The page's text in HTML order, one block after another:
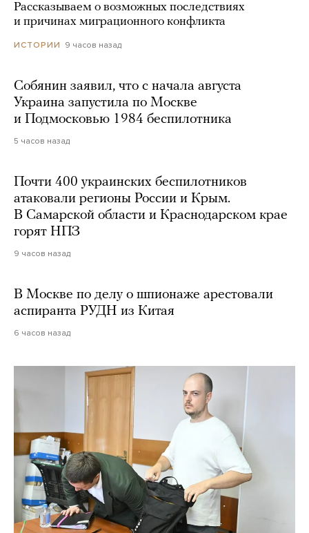
Рассказываем о возможных последствиях
и причинах миграционного конфликта
ИСТОРИИ 9 часов назад
Собянин заявил, что с начала августа
Украина запустила по Москве
и Подмосковью 1984 беспилотника
5 часов назад
Почти 400 украинских беспилотников
атаковали регионы России и Крым.
В Самарской области и Краснодарском крае
горят НПЗ
9 часов назад
В Москве по делу о шпионаже арестовали
аспиранта РУДН из Китая
6 часов назад